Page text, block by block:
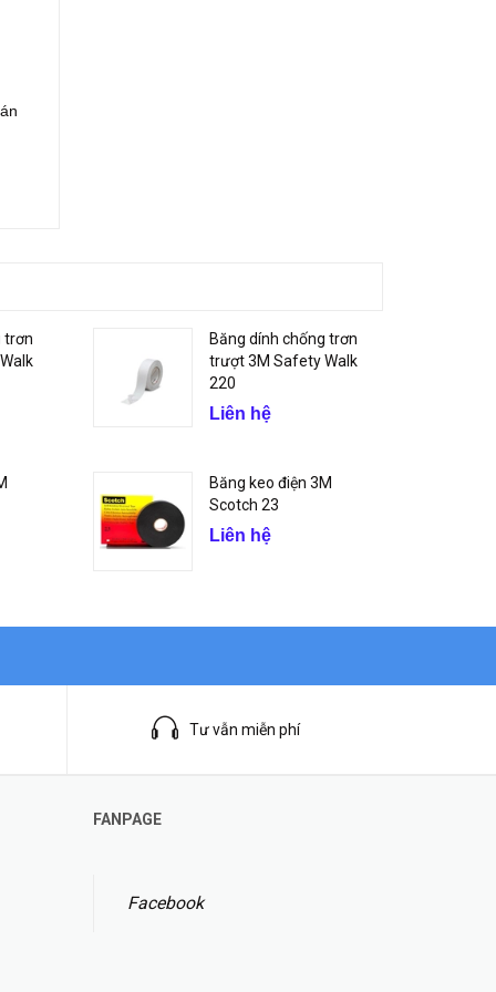
trơn
Băng dính chống trơn
trượt 3M Safety Walk
220
Liên hệ
Băng keo điện 3M
Scotch 23
Liên hệ
Tư vẫn miễn phí
FANPAGE
Facebook